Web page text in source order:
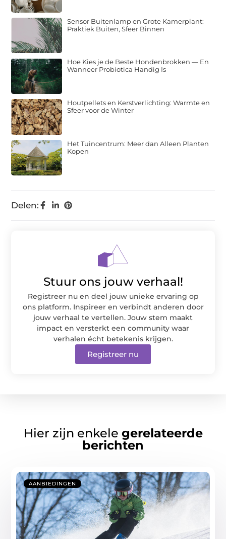
Delen:
Sensor Buitenlamp en Grote Kamerplant:
Praktiek Buiten, Sfeer Binnen
Hoe Kies je de Beste Hondenbrokken — En
Wanneer Probiotica Handig Is
Houtpellets en Kerstverlichting: Warmte en
Sfeer voor de Winter
Het Tuincentrum: Meer dan Alleen Planten
Kopen
Stuur ons jouw verhaal!
Registreer nu en deel jouw unieke ervaring op
ons platform. Inspireer en verbindt anderen door
jouw verhaal te vertellen. Jouw stem maakt
impact en versterkt een community waar
verhalen écht betekenis krijgen.
Registreer nu
Hier zijn enkele gerelateerde
berichten
AANBIEDINGEN